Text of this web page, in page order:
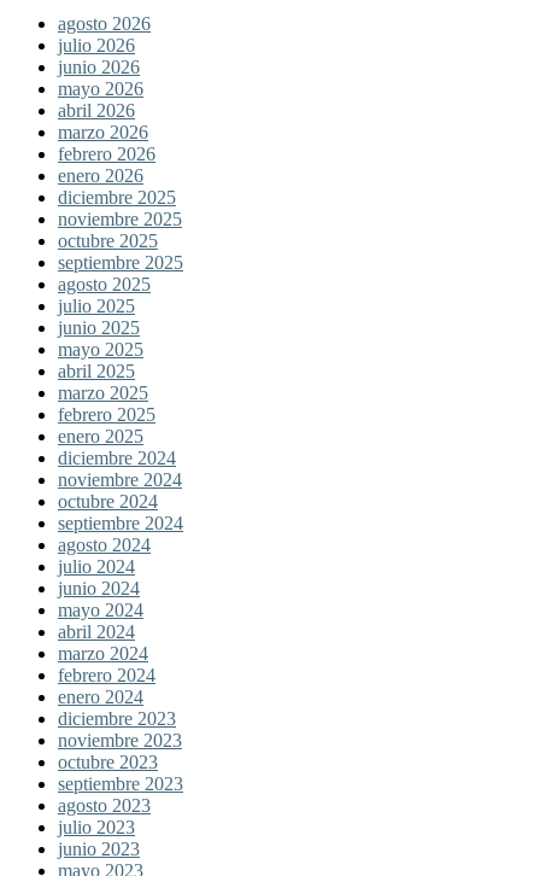
agosto 2026
julio 2026
junio 2026
mayo 2026
abril 2026
marzo 2026
febrero 2026
enero 2026
diciembre 2025
noviembre 2025
octubre 2025
septiembre 2025
agosto 2025
julio 2025
junio 2025
mayo 2025
abril 2025
marzo 2025
febrero 2025
enero 2025
diciembre 2024
noviembre 2024
octubre 2024
septiembre 2024
agosto 2024
julio 2024
junio 2024
mayo 2024
abril 2024
marzo 2024
febrero 2024
enero 2024
diciembre 2023
noviembre 2023
octubre 2023
septiembre 2023
agosto 2023
julio 2023
junio 2023
mayo 2023